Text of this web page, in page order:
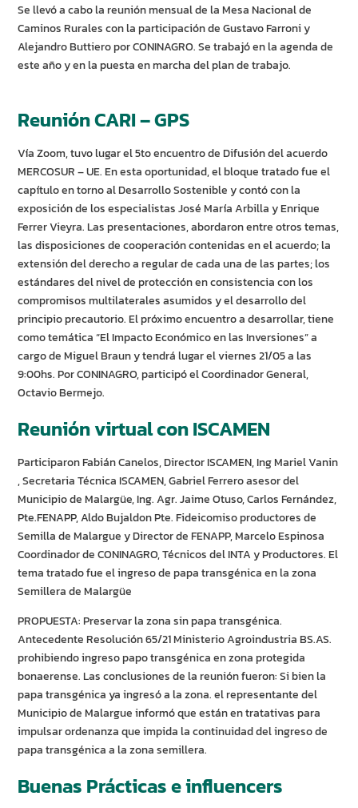
Se llevó a cabo la reunión mensual de la Mesa Nacional de
Caminos Rurales con la participación de Gustavo Farroni y
Alejandro Buttiero por CONINAGRO. Se trabajó en la agenda de
este año y en la puesta en marcha del plan de trabajo.
Reunión CARI – GPS
Vía Zoom, tuvo lugar el 5to encuentro de Difusión del acuerdo
MERCOSUR – UE. En esta oportunidad, el bloque tratado fue el
capítulo en torno al Desarrollo Sostenible y contó con la
exposición de los especialistas José María Arbilla y Enrique
Ferrer Vieyra. Las presentaciones, abordaron entre otros temas,
las disposiciones de cooperación contenidas en el acuerdo; la
extensión del derecho a regular de cada una de las partes; los
estándares del nivel de protección en consistencia con los
compromisos multilaterales asumidos y el desarrollo del
principio precautorio. El próximo encuentro a desarrollar, tiene
como temática “El Impacto Económico en las Inversiones” a
cargo de Miguel Braun y tendrá lugar el viernes 21/05 a las
9:00hs. Por CONINAGRO, participó el Coordinador General,
Octavio Bermejo.
Reunión virtual con ISCAMEN
Participaron Fabián Canelos, Director ISCAMEN, Ing Mariel Vanin
, Secretaria Técnica ISCAMEN, Gabriel Ferrero asesor del
Municipio de Malargüe, Ing. Agr. Jaime Otuso, Carlos Fernández,
Pte.FENAPP, Aldo Bujaldon Pte. Fideicomiso productores de
Semilla de Malargue y Director de FENAPP, Marcelo Espinosa
Coordinador de CONINAGRO, Técnicos del INTA y Productores. El
tema tratado fue el ingreso de papa transgénica en la zona
Semillera de Malargüe
PROPUESTA: Preservar la zona sin papa transgénica.
Antecedente Resolución 65/21 Ministerio Agroindustria BS.AS.
prohibiendo ingreso papo transgénica en zona protegida
bonaerense. Las conclusiones de la reunión fueron: Si bien la
papa transgénica ya ingresó a la zona. el representante del
Municipio de Malargue informó que están en tratativas para
impulsar ordenanza que impida la continuidad del ingreso de
papa transgénica a la zona semillera.
Buenas Prácticas e influencers